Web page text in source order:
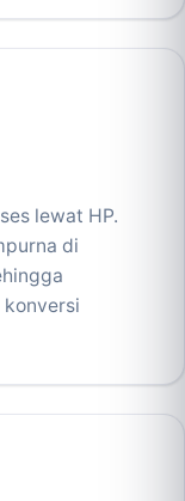
lewat HP.
di
konversi